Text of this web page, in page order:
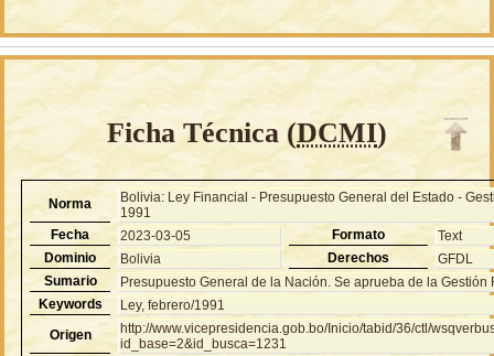
Ficha Técnica (DCMI)
Norma
Bolivia: Ley Financial - Presupuesto General del Estado -
1991
Fecha
2023-03-05 Formato
Text
Dominio
Bolivia Derechos
GFDL
Sumario
Presupuesto General de la Nación. Se aprueba de la Gestión
Keywords
Ley, febrero/1991
Origen
http://www.vicepresidencia.gob.bo/Inicio/tabid/36/ctl/
id_base=2&id_busca=1231